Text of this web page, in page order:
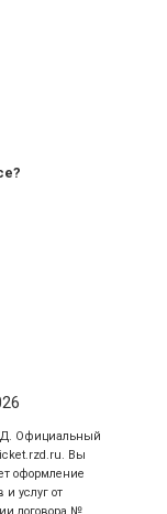
от 10 лет и
на
Официальный
Вы
оформление
услуг от